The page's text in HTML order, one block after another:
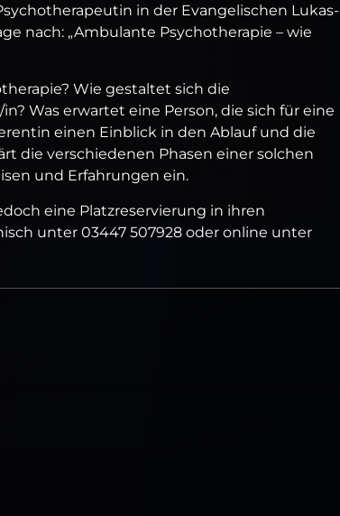
in der Evangelischen Lukas-
nach: „Ambulante Psychotherapie – wie
Wie gestaltet sich die
Was erwartet eine Person, die sich für eine
einen Einblick in den Ablauf und die
die verschiedenen Phasen einer solchen
und Erfahrungen ein.
eine Platzreservierung in ihren
unter 03447 507928 oder online unter